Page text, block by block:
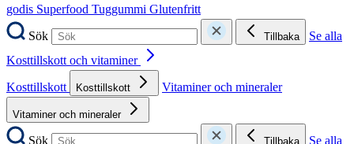
godis Superfood Tuggummi Glutenfritt
Sök
Tillbaka
Se alla
Kosttillskott och vitaminer
Kosttillskott
Kosttillskott Vitaminer och mineraler
Vitaminer och mineraler
Sök Tillbaka
Se alla